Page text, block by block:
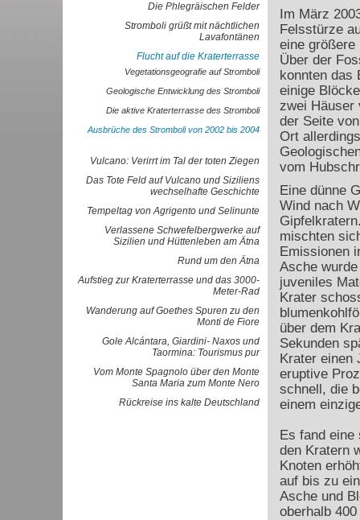
Die Phlegräischen Felder
Stromboli grüßt mit nächtlichen
Lavafontänen
Flucht auf die Kraterterrasse
Vegetationsgeografie auf Stromboli
Geologische Entwicklung des Stromboli
Die aktive Kraterterrasse des Stromboli
Ausbrüche des Stromboli von 2002 bis 2004
Vulcano: Verirrt im Tal der toten Ziegen
Das Tote Feld auf Vulcano und Siziliens
wechselhafte Geschichte
Tempeltag von Agrigento und Selinunte
Verlassene Schwefelbergwerke auf
Sizilien und Hüttenleben am Ätna
Rund um den Ätna
Aufstieg zur Kraterterrasse und das 3000-
Meter-Rad
Wanderung auf Goethes Spuren zu den
Monti de Fiore
Gole Alcántara, Giardini- Naxos und
Taormina: Tourismus pur
Vom Monte Spagnolo über den Monte
Santa Maria zum Monte Nero
Rückreise ins kalte Deutschland
Im März
Felsstürze
eine größere
Über der
konnten das
einige
zwei Häuser
der Seite
Ort
vom
Eine dünne
Wind nach
mischten
Emissionen
Asche
juveniles
Krater
über dem
Sekunden
Krater einen
eruptive
schnell, die
einem
Es fand
den Kratern
Knoten
auf bis zu
Asche und
oberhalb